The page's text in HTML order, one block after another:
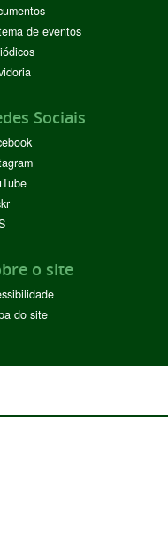
de eventos
Sociais
o site
do site